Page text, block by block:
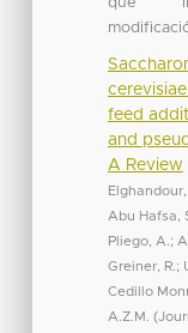
feed
and
A Review
Elghandour,
Abu Hafsa,
Pliego, A. ;
Greiner, R. ;
Cedillo
A.Z.M.
(